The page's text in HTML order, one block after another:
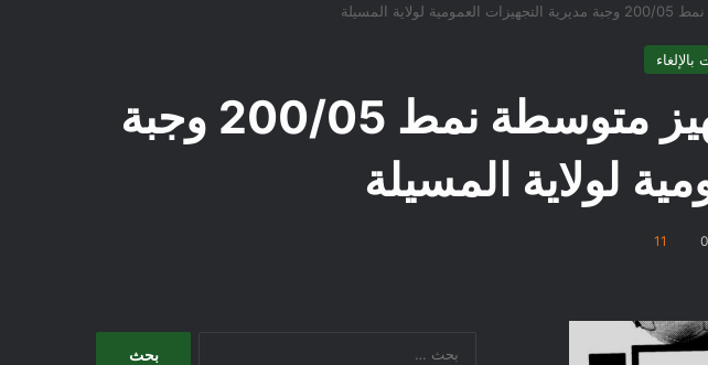
المسيلة
إعلان عن إلغاء الاجراءات: إنجاز وتجهيز متوسطة نمط 200/05 وجبة
لولاية المسيلة
0
11